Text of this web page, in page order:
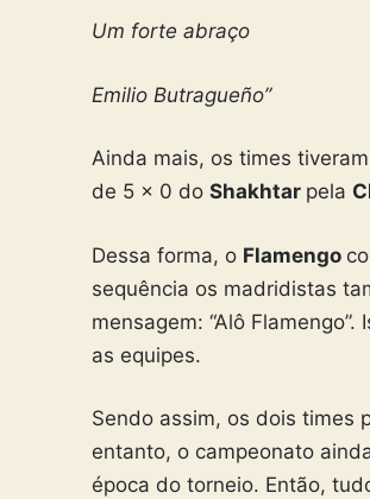
Um forte abraço
Emilio Butragueño”
Ainda mais, os times
de 5 x 0 do Shakhtar pela
Dessa forma, o Flamengo
sequência os madridistas
mensagem: “Alô
as equipes.
Sendo assim, os dois times
entanto, o campeonato
época do torneio. Então,